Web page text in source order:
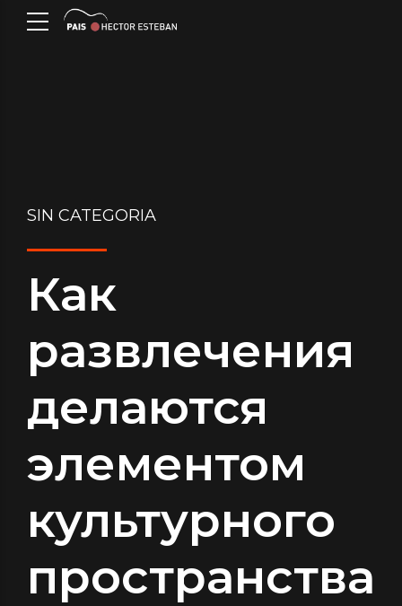
SIN CATEGORIA
Как
развлечения
делаются
элементом
культурного
пространства